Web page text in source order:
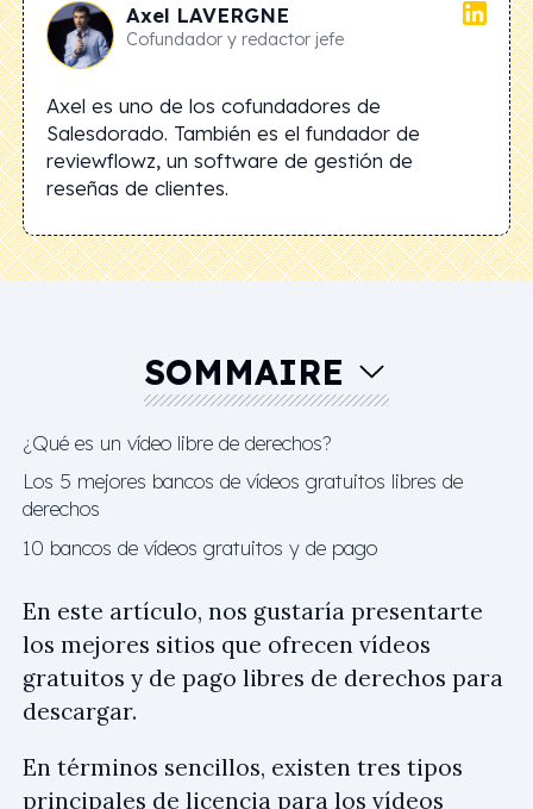
Axel LAVERGNE
Cofundador y redactor jefe
Axel es uno de los cofundadores de
Salesdorado. También es el fundador de
reviewflowz, un software de gestión de
reseñas de clientes.
SOMMAIRE
¿Qué es un vídeo libre de derechos?
Los 5 mejores bancos de vídeos gratuitos libres de
derechos
10 bancos de vídeos gratuitos y de pago
En este artículo, nos gustaría presentarte
los mejores sitios que ofrecen vídeos
gratuitos y de pago libres de derechos para
descargar.
En términos sencillos, existen tres tipos
principales de licencia para los vídeos